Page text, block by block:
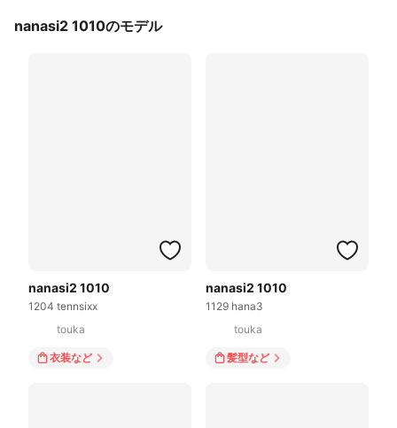
nanasi2 1010のモデル
nanasi2 1010
1204 tennsixx
touka
衣装など
nanasi2 1010
1129 hana3
touka
髪型など